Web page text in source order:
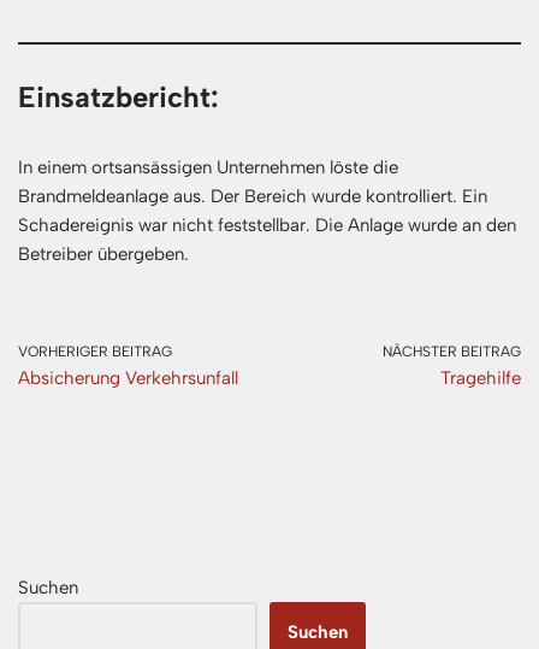
Einsatzbericht:
In einem ortsansässigen Unternehmen löste die
Brandmeldeanlage aus. Der Bereich wurde kontrolliert. Ein
Schadereignis war nicht feststellbar. Die Anlage wurde an den
Betreiber übergeben.
VORHERIGER BEITRAG
Absicherung Verkehrsunfall
NÄCHSTER BEITRAG
Tragehilfe
Suchen
Suchen